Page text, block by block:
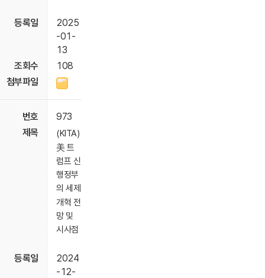
2025
-01-
13
108
973
(KITA)
美 트
럼프 신
행정부
의 세제
개혁 전
망 및
시사점
2024
-12-